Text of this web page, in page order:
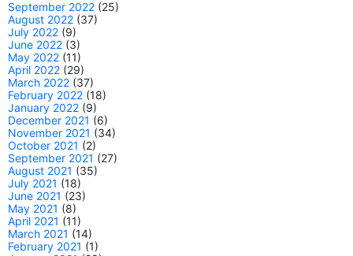
September 2022 (25)
August 2022 (37)
July 2022 (9)
June 2022 (3)
May 2022 (11)
April 2022 (29)
March 2022 (37)
February 2022 (18)
January 2022 (9)
December 2021 (6)
November 2021 (34)
October 2021 (2)
September 2021 (27)
August 2021 (35)
July 2021 (18)
June 2021 (23)
May 2021 (8)
April 2021 (11)
March 2021 (14)
February 2021 (1)